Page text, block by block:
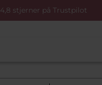
4,8 stjerner på Trustpilot